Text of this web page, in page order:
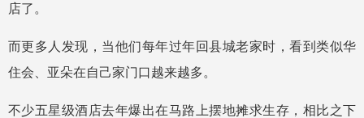
店了。
而更多人发现，当他们每年过年回县城老家时，看到类似华
住会、亚朵在自己家门口越来越多。
不少五星级酒店去年爆出在马路上摆地摊求生存，相比之下